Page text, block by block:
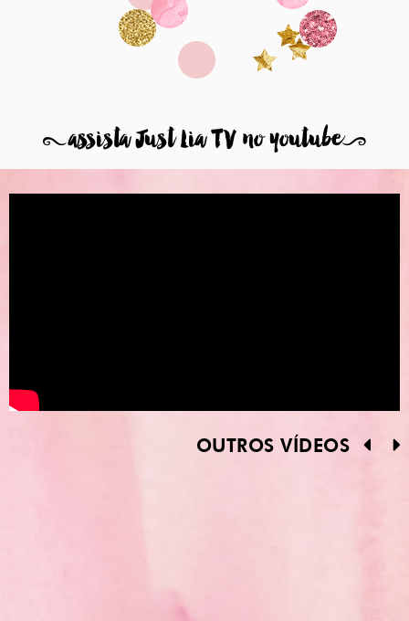
8assista Just Lia TV no youtube9
OUTROS VÍDEOS